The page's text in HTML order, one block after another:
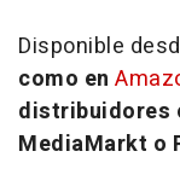
Disponible
como en
distribuidores
MediaMarkt o